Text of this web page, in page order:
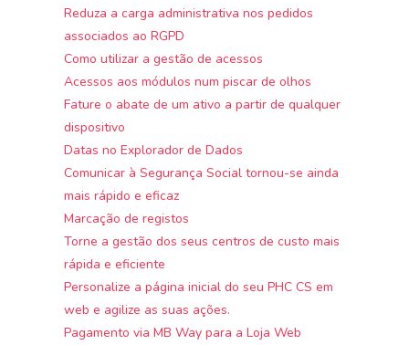
Reduza a carga administrativa nos pedidos
associados ao RGPD
Como utilizar a gestão de acessos
Acessos aos módulos num piscar de olhos
Fature o abate de um ativo a partir de qualquer
dispositivo
Datas no Explorador de Dados
Comunicar à Segurança Social tornou-se ainda
mais rápido e eficaz
Marcação de registos
Torne a gestão dos seus centros de custo mais
rápida e eficiente
Personalize a página inicial do seu PHC CS em
web e agilize as suas ações.
Pagamento via MB Way para a Loja Web